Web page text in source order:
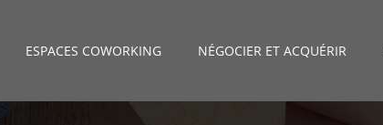
ESPACES COWORKING NÉGOCIER ET ACQUÉRIR